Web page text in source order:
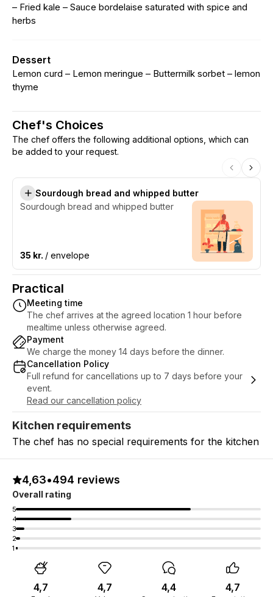
– Fried kale – Sauce bordelaise saturated with spice and
herbs
Dessert
Lemon curd – Lemon meringue – Buttermilk sorbet – lemon
thyme
Chef's Choices
The chef offers the following additional options, which can
be added to your request.
Sourdough bread and whipped butter
Sourdough bread and whipped butter
35 kr. / envelope
Practical
Meeting time
The chef arrives at the agreed location 1 hour before
mealtime unless otherwise agreed.
Payment
We charge the money 14 days before the dinner.
Cancellation Policy
Full refund for cancellations up to 7 days before your
event.
Read our cancellation policy
Kitchen requirements
The chef has no special requirements for the kitchen
4,63•494 reviews
Overall rating
5
4
3
2
1
4,7 4,7 4,4 4,7